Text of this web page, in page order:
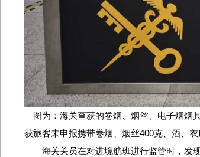
图为：海关查获的卷烟、烟丝、电子烟
获旅客未申报携带卷烟、烟丝400克、酒、
海关关员在对进境航班进行监管时，发现